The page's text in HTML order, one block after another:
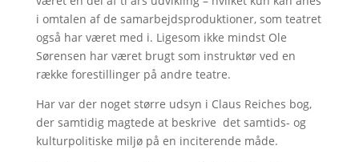
i omtalen af de samarbejdsproduktioner, som teatret
også har været med i. Ligesom ikke mindst Ole
Sørensen har været brugt som instruktør ved en
række forestillinger på andre teatre.
Har var der noget større udsyn i Claus Reiches bog,
der samtidig magtede at beskrive det samtids- og
kulturpolitiske miljø på en inciterende måde.